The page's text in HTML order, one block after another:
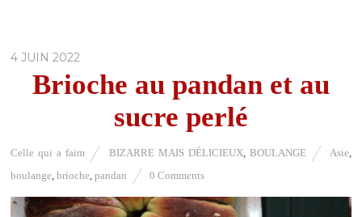
4 JUIN 2022
Brioche au pandan et au
sucre perlé
Celle qui a faim BIZARRE MAIS DÉLICIEUX BOULANGE Asie
boulange ,brioche ,pandan 0 Comments